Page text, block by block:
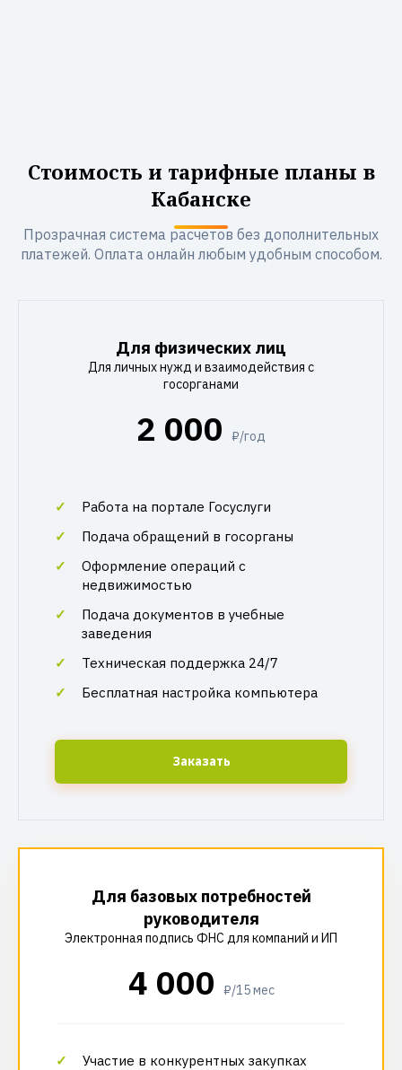
Стоимость и тарифные планы в
Кабанске
Прозрачная система расчетов без дополнительных
платежей. Оплата онлайн любым удобным способом.
Для физических лиц
Для личных нужд и взаимодействия с
госорганами
2 000 ₽/год
Работа на портале Госуслуги
Подача обращений в госорганы
Оформление операций с
недвижимостью
Подача документов в учебные
заведения
Техническая поддержка 24/7
Бесплатная настройка компьютера
Заказать
Для базовых потребностей
руководителя
Электронная подпись ФНС для компаний и ИП
4 000 ₽/15 мес
Участие в конкурентных закупках